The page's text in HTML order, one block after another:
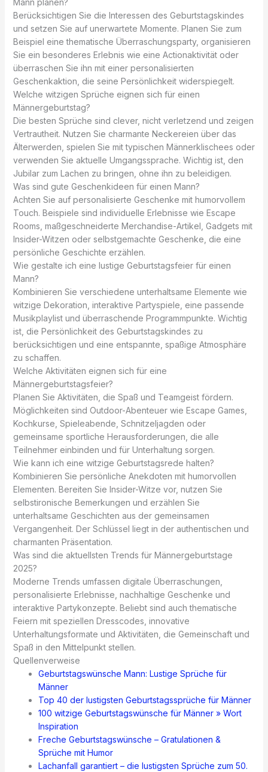
Mann planen?
Berücksichtigen Sie die Interessen des Geburtstagskindes
und setzen Sie auf unerwartete Momente. Planen Sie zum
Beispiel eine thematische Überraschungsparty, organisieren
Sie ein besonderes Erlebnis wie eine Actionaktivität oder
überraschen Sie ihn mit einer personalisierten
Geschenkaktion, die seine Persönlichkeit widerspiegelt.
Welche witzigen Sprüche eignen sich für einen
Männergeburtstag?
Die besten Sprüche sind clever, nicht verletzend und zeigen
Vertrautheit. Nutzen Sie charmante Neckereien über das
Älterwerden, spielen Sie mit typischen Männerklischees oder
verwenden Sie aktuelle Umgangssprache. Wichtig ist, den
Jubilar zum Lachen zu bringen, ohne ihn zu beleidigen.
Was sind gute Geschenkideen für einen Mann?
Achten Sie auf personalisierte Geschenke mit humorvollem
Touch. Beispiele sind individuelle Erlebnisse wie Escape
Rooms, maßgeschneiderte Merchandise-Artikel, Gadgets mit
Insider-Witzen oder selbstgemachte Geschenke, die eine
persönliche Geschichte erzählen.
Wie gestalte ich eine lustige Geburtstagsfeier für einen
Mann?
Kombinieren Sie verschiedene unterhaltsame Elemente wie
witzige Dekoration, interaktive Partyspiele, eine passende
Musikplaylist und überraschende Programmpunkte. Wichtig
ist, die Persönlichkeit des Geburtstagskindes zu
berücksichtigen und eine entspannte, spaßige Atmosphäre
zu schaffen.
Welche Aktivitäten eignen sich für eine
Männergeburtstagsfeier?
Planen Sie Aktivitäten, die Spaß und Teamgeist fördern.
Möglichkeiten sind Outdoor-Abenteuer wie Escape Games,
Kochkurse, Spieleabende, Schnitzeljagden oder
gemeinsame sportliche Herausforderungen, die alle
Teilnehmer einbinden und für Unterhaltung sorgen.
Wie kann ich eine witzige Geburtstagsrede halten?
Kombinieren Sie persönliche Anekdoten mit humorvollen
Elementen. Bereiten Sie Insider-Witze vor, nutzen Sie
selbstironische Bemerkungen und erzählen Sie
unterhaltsame Geschichten aus der gemeinsamen
Vergangenheit. Der Schlüssel liegt in der authentischen und
charmanten Präsentation.
Was sind die aktuellsten Trends für Männergeburtstage
2025?
Moderne Trends umfassen digitale Überraschungen,
personalisierte Erlebnisse, nachhaltige Geschenke und
interaktive Partykonzepte. Beliebt sind auch thematische
Feiern mit speziellen Dresscodes, innovative
Unterhaltungsformate und Aktivitäten, die Gemeinschaft und
Spaß in den Mittelpunkt stellen.
Quellenverweise
Geburtstagswünsche Mann: Lustige Sprüche für
Männer
Top 40 der lustigsten Geburtstagssprüche für Männer
100 witzige Geburtstagswünsche für Männer » Wort
Inspiration
​​Freche Geburtstagswünsche – Gratulationen &
Sprüche mit Humor
Lachanfall garantiert – die lustigsten Sprüche zum 50.